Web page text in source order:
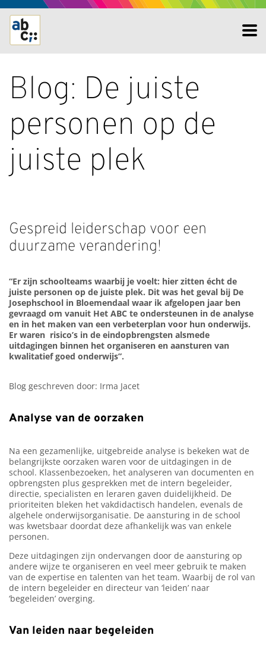
Blog: De juiste
personen op de
juiste plek
Gespreid leiderschap voor een
duurzame verandering!
“Er zijn schoolteams waarbij je voelt: hier zitten écht de
juiste personen op de juiste plek. Dit was het geval bij De
Josephschool in Bloemendaal waar ik afgelopen jaar ben
gevraagd om vanuit Het ABC te ondersteunen in de analyse
en in het maken van een verbeterplan voor hun onderwijs.
Er waren risico’s in de eindopbrengsten alsmede
uitdagingen binnen het organiseren en aansturen van
kwalitatief goed onderwijs”.
Blog geschreven door: Irma Jacet
Analyse van de oorzaken
Na een gezamenlijke, uitgebreide analyse is bekeken wat de
belangrijkste oorzaken waren voor de uitdagingen in de
school. Klassenbezoeken, het analyseren van documenten en
opbrengsten plus gesprekken met de intern begeleider,
directie, specialisten en leraren gaven duidelijkheid. De
prioriteiten bleken het vakdidactisch handelen, evenals de
algehele onderwijsorganisatie. De aansturing in de school
was kwetsbaar doordat deze afhankelijk was van enkele
personen.
Deze uitdagingen zijn ondervangen door de aansturing op
andere wijze te organiseren en veel meer gebruik te maken
van de expertise en talenten van het team. Waarbij de rol van
de intern begeleider en directeur van ‘leiden’ naar
‘begeleiden’ overging.
Van leiden naar begeleiden